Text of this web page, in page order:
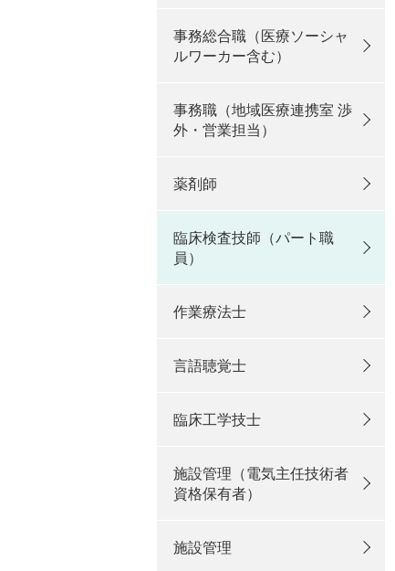
事務総合職（医療ソーシャ
ルワーカー含む）
事務職（地域医療連携室 渉
外・営業担当）
薬剤師
臨床検査技師（パート職
員）
作業療法士
言語聴覚士
臨床工学技士
施設管理（電気主任技術者
資格保有者）
施設管理